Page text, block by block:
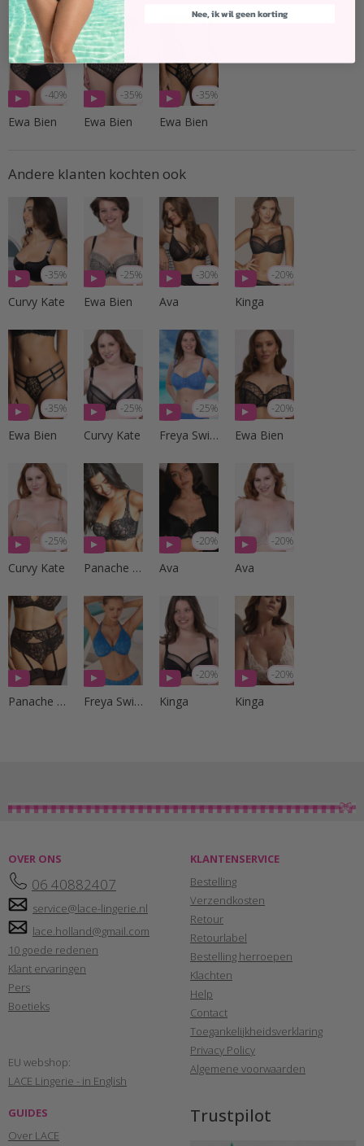
-40%
Ewa Bien
-35%
Ewa Bien
-35%
Ewa Bien
Andere klanten kochten ook
-35%
Curvy Kate
-25%
Ewa Bien
-30%
Ava
-20%
Kinga
-35%
Ewa Bien
-25%
Curvy Kate
-25%
Freya Swim
-20%
Ewa Bien
-25%
Curvy Kate Panache Lingerie
-20%
Ava
-20%
Ava
Panache Lingerie Freya Swim
-20%
Kinga
-20%
Kinga
OVER ONS
06 40882407
service@lace-lingerie.nl
lace.holland@gmail.com
10 goede redenen
Klant ervaringen
Pers
Boetieks
EU webshop:
LACE Lingerie - in English
KLANTENSERVICE
Bestelling
Verzendkosten
Retour
Retourlabel
Bestelling herroepen
Klachten
Help
Contact
Toegankelijkheidsverklaring
Privacy Policy
Algemene voorwaarden
GUIDES
Over LACE
Trustpilot
Nee, ik wil geen korting